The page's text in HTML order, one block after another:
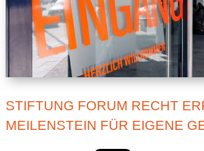
STIFTUNG FORUM RECHT
MEILENSTEIN FÜR EIGENE